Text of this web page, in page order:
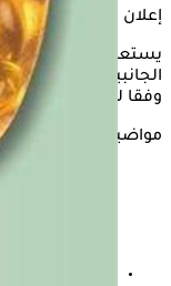
إعلان
يستعرض "الكونسلتو"
الجانبية المترتبة
وفقا لما نشره موقع "Only my health".
مواضيع ذات صلة